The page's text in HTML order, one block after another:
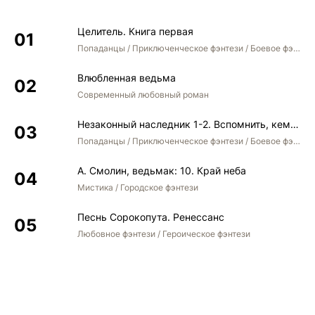
19 03 tayna-rubinovogo-klyucha
20 02 tainstvennaya-neznakomka
21 02 chasovoy-krug
Целитель. Книга первая
Попаданцы / Приключенческое фэнтези / Боевое фэнтези
Влюбленная ведьма
Современный любовный роман
Незаконный наследник 1-2. Вспомнить, кем был. Стать собой. Остаться собой
Попаданцы / Приключенческое фэнтези / Боевое фэнтези / Юмористическое фэнтези
А. Смолин, ведьмак: 10. Край неба
Мистика / Городское фэнтези
Песнь Сорокопута. Ренессанс
Любовное фэнтези / Героическое фэнтези